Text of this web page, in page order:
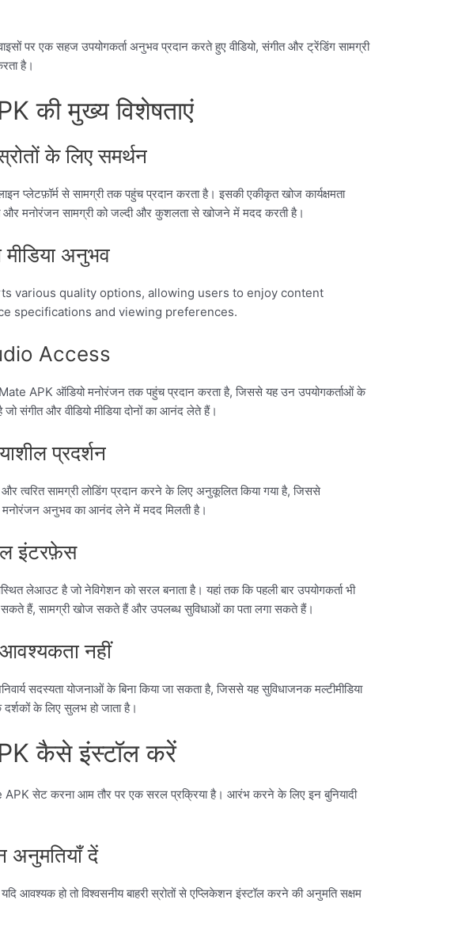
पर एक सहज उपयोगकर्ता अनुभव प्रदान करते हुए वीडियो, संगीत और ट्रेंडिंग सामग्री
है।
की मुख्य विशेषताएं
के लिए समर्थन
प्लेटफ़ॉर्म से सामग्री तक पहुंच प्रदान करता है। इसकी एकीकृत खोज कार्यक्षमता
और मनोरंजन सामग्री को जल्दी और कुशलता से खोजने में मदद करती है।
मीडिया अनुभव
various quality options, allowing users to enjoy content
specifications and viewing preferences.
Access
APK ऑडियो मनोरंजन तक पहुंच प्रदान करता है, जिससे यह उन उपयोगकर्ताओं के
संगीत और वीडियो मीडिया दोनों का आनंद लेते हैं।
प्रदर्शन
त्वरित सामग्री लोडिंग प्रदान करने के लिए अनुकूलित किया गया है, जिससे
अनुभव का आनंद लेने में मदद मिलती है।
इंटरफ़ेस
लेआउट है जो नेविगेशन को सरल बनाता है। यहां तक ​​कि पहली बार उपयोगकर्ता भी
हैं, सामग्री खोज सकते हैं और उपलब्ध सुविधाओं का पता लगा सकते हैं।
नहीं
सदस्यता योजनाओं के बिना किया जा सकता है, जिससे यह सुविधाजनक मल्टीमीडिया
के लिए सुलभ हो जाता है।
कैसे इंस्टॉल करें
APK सेट करना आम तौर पर एक सरल प्रक्रिया है। आरंभ करने के लिए इन बुनियादी
अनुमतियाँ दें
आवश्यक हो तो विश्वसनीय बाहरी स्रोतों से एप्लिकेशन इंस्टॉल करने की अनुमति सक्षम